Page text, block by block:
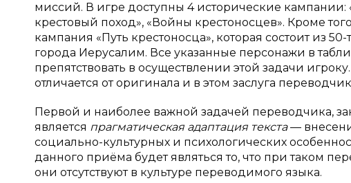
миссий. В игре доступны 4 исторические кампании:
крестовый поход», «Войны крестоносцев». Кроме
кампания «Путь крестоносца», которая состоит из
города Иерусалим. Все указанные персонажи в
препятствовать в осуществлении этой задачи
отличается от оригинала и в этом заслуга
Первой и наиболее важной задачей переводчика,
является прагматическая адаптация текста—
социально-культурных и психологических
данного приёма будет являться то, что при таком
они отсутствуют в культуре переводимого языка.